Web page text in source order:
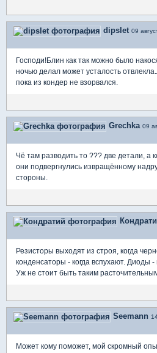
dipslet 09
Господи!Блин как так можно было
ночью делал может усталость
пока из кондер не взорвался.
Grechka 09
Чё там разводить то ??? две детали, а
они подвергнулись извращённому
стороны.
Резисторы выходят из строя, когда
конденсаторы - когда вспухают. Диоды
Уж не стоит быть таким
Seemann
Может кому поможет, мой скромный